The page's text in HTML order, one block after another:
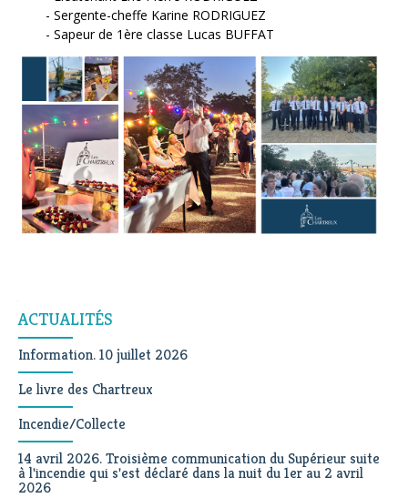
- Sergente-cheffe Karine RODRIGUEZ
- Sapeur de 1ère classe Lucas BUFFAT
ACTUALITÉS
Information. 10 juillet 2026
Le livre des Chartreux
Incendie/Collecte
14 avril 2026. Troisième communication du Supérieur suite
à l'incendie qui s'est déclaré dans la nuit du 1er au 2 avril
2026